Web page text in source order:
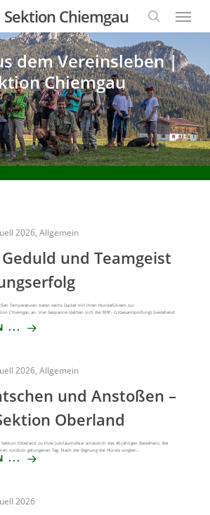
Chiemgau
search
Menu
dem Vereinsleben |
Chiemgau
2026, Allgemein
und Teamgeist
Temperaturen traten sechs Dackel mit ihren Hundeführern zur
Chiemgau an. Vier Gespanne stellten sich der BHP- G (Gesamtprüfung), bestehend
...
2026, Allgemein
und Anstoßen –
Oberland
Oberland zu ihrer Jubiläumsfeier anlässlich des 40-jährigen Bestehens. Bei
rundum gelungenen Tag. Nach der Segnung der Hunde sorgten…
...
2026